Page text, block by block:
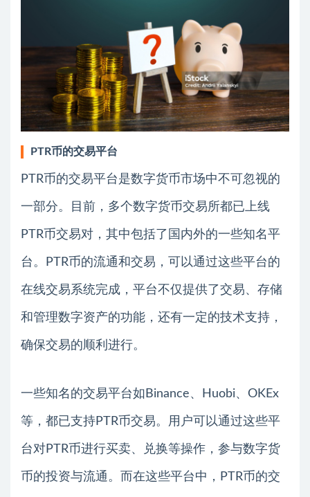
PTR币的交易平台
PTR币的交易平台是数字货币市场中不可忽视的
一部分。目前，多个数字货币交易所都已上线
PTR币交易对，其中包括了国内外的一些知名平
台。PTR币的流通和交易，可以通过这些平台的
在线交易系统完成，平台不仅提供了交易、存储
和管理数字资产的功能，还有一定的技术支持，
确保交易的顺利进行。
一些知名的交易平台如Binance、Huobi、OKEx
等，都已支持PTR币交易。用户可以通过这些平
台对PTR币进行买卖、兑换等操作，参与数字货
币的投资与流通。而在这些平台中，PTR币的交